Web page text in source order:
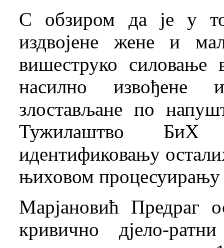
С обзиром да је у
издвојене жене и
вишеструко
насилно извођене
злостављане по
Тужилаштво
идентификовању
њиховом процесуирању
Марјановић Предраг
кривично дјело-